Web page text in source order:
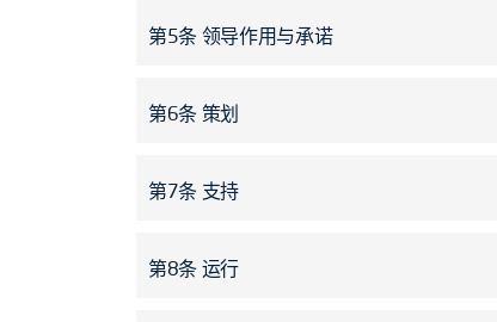
量。
第5条 领导作用与承诺
调。
第6条 策划
划”环节拆分为“识别风险与机遇”和“
第7条 支持
第8条 运行